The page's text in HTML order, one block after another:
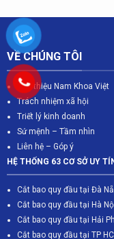
VỀ CHÚNG TÔI
Giới thiệu Nam Khoa Việt
Trách nhiệm xã hội
Triết lý kinh doanh
Sứ mệnh – Tầm nhìn
Liên hệ – Góp ý
HỆ THỐNG 63 CƠ SỞ UY
Cắt bao quy đầu tại Đà
Cắt bao quy đầu tại Hà
Cắt bao quy đầu tại Hải
Cắt bao quy đầu tại TP